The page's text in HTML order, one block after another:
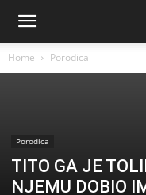
Home Porodica
Porodica
TITO GA JE
NJEMU DOBIO